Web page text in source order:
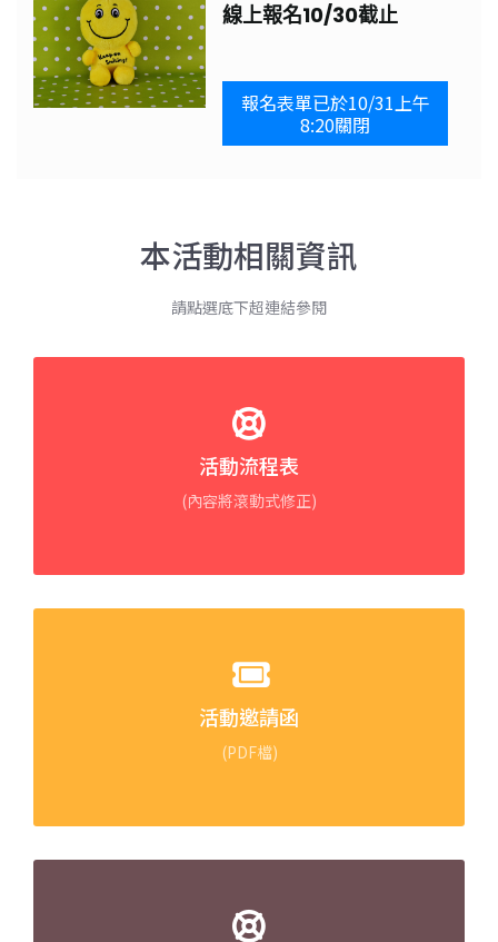
線上報名10/30截止
報名表單已於10/31上午
8:20關閉
本活動相關資訊
請點選底下超連結參閱
活動流程表
(內容將滾動式修正)
活動邀請函
(PDF檔)